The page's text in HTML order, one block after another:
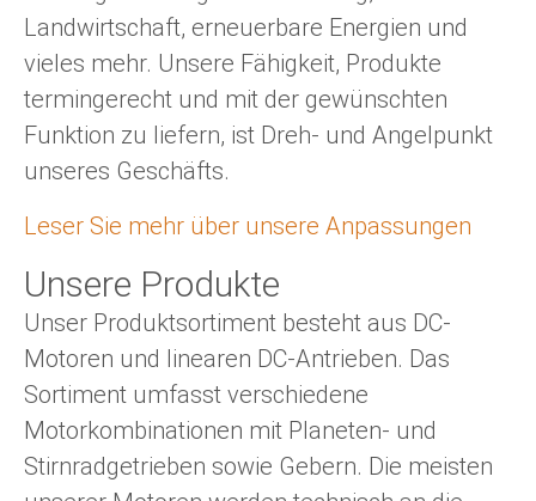
Landwirtschaft, erneuerbare Energien und
vieles mehr. Unsere Fähigkeit, Produkte
termingerecht und mit der gewünschten
Funktion zu liefern, ist Dreh- und Angelpunkt
unseres Geschäfts.
Leser Sie mehr über unsere Anpassungen
Unsere Produkte
Unser Produktsortiment besteht aus DC-
Motoren und linearen DC-Antrieben. Das
Sortiment umfasst verschiedene
Motorkombinationen mit Planeten- und
Stirnradgetrieben sowie Gebern. Die meisten